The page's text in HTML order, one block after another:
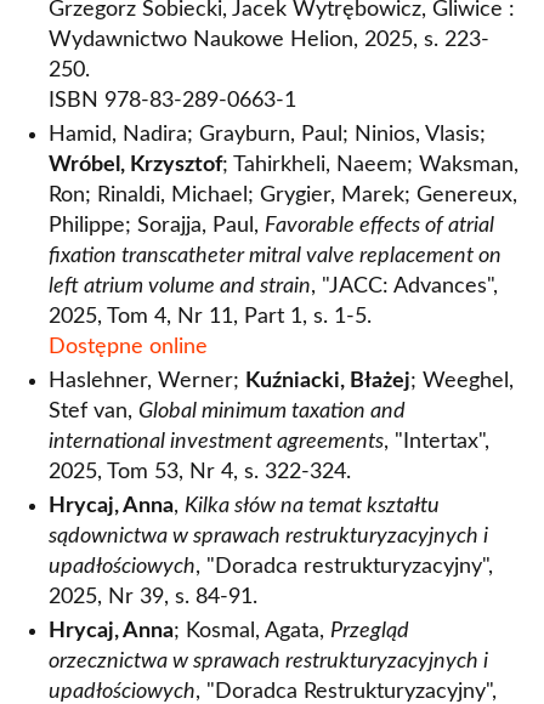
Grzegorz Sobiecki, Jacek Wytrębowicz, Gliwice :
Wydawnictwo Naukowe Helion, 2025, s. 223-
250.
ISBN 978-83-289-0663-1
Hamid, Nadira; Grayburn, Paul; Ninios, Vlasis;
Wróbel, Krzysztof; Tahirkheli, Naeem; Waksman,
Ron; Rinaldi, Michael; Grygier, Marek; Genereux,
Philippe; Sorajja, Paul, Favorable effects of atrial
fixation transcatheter mitral valve replacement on
left atrium volume and strain, "JACC: Advances",
2025, Tom 4, Nr 11, Part 1, s. 1-5.
Dostępne online
Haslehner, Werner; Kuźniacki, Błażej; Weeghel,
Stef van, Global minimum taxation and
international investment agreements, "Intertax",
2025, Tom 53, Nr 4, s. 322-324.
Hrycaj, Anna, Kilka słów na temat kształtu
sądownictwa w sprawach restrukturyzacyjnych i
upadłościowych, "Doradca restrukturyzacyjny",
2025, Nr 39, s. 84-91.
Hrycaj, Anna; Kosmal, Agata, Przegląd
orzecznictwa w sprawach restrukturyzacyjnych i
upadłościowych, "Doradca Restrukturyzacyjny",